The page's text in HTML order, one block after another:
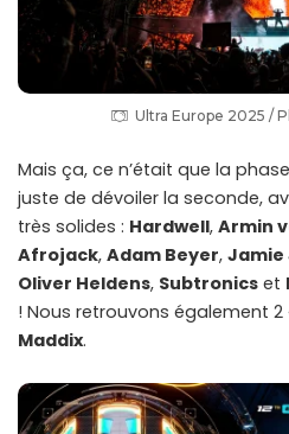
Ultra Europe 2025 /
Mais ça, ce n’était que la
juste de dévoiler la seconde,
très solides : Hardwell, Armin
Afrojack, Adam Beyer, Jamie
Oliver Heldens, Subtronics et
! Nous retrouvons également 2
Maddix.